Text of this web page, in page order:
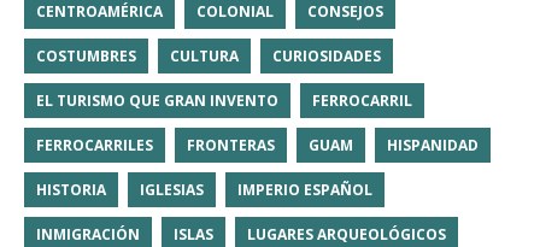
CENTROAMÉRICA COLONIAL CONSEJOS
COSTUMBRES CULTURA CURIOSIDADES
EL TURISMO QUE GRAN INVENTO FERROCARRIL
FERROCARRILES FRONTERAS GUAM HISPANIDAD
HISTORIA IGLESIAS IMPERIO ESPAÑOL
INMIGRACIÓN ISLAS LUGARES ARQUEOLÓGICOS